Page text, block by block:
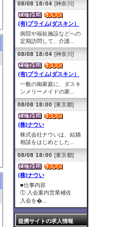
08/08 18:04 [神奈川]
(有)プライム(ダスキン）
病院や福祉施設などへの
定期訪問して、介護...
08/08 18:04 [神奈川]
(有)プライム(ダスキン）
一般の御家庭に、ダスキ
ンメリーメイドの家...
08/08 18:00 [東京都]
(株)ナウい
株式会社ナウいは、結婚
相談をはじめとした...
08/08 18:00 [東京都]
(株)ナウい
■仕事内容
① 入会案内営業補佐
入会を�...
提携サイトの求人情報